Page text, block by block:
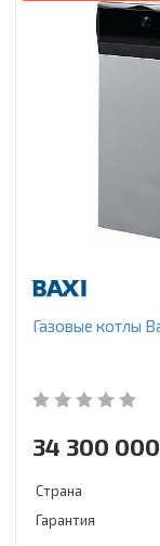
Газовые котлы
34 300
Страна
Гарантия